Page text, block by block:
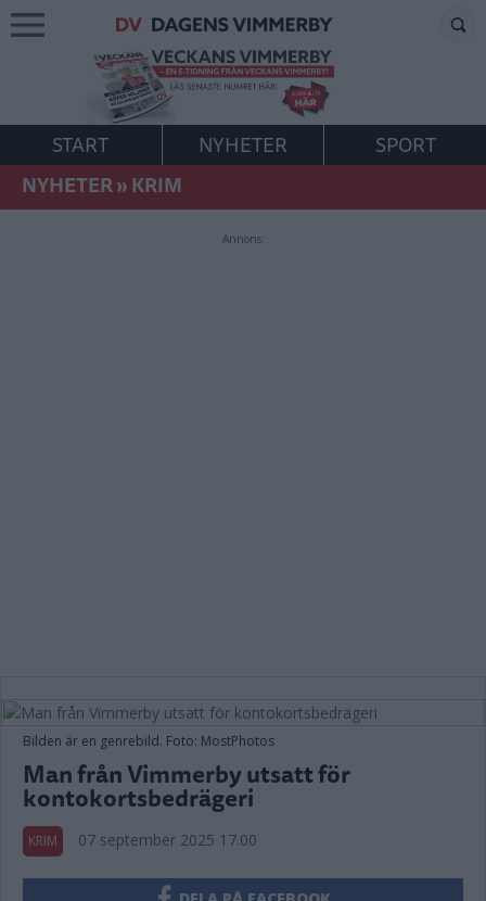
START NYHETER
SPORT
NYHETER»KRIM
Annons:
Bilden är en genrebild. Foto: MostPhotos
Man från Vimmerby utsatt för
kontokortsbedrägeri
KRIM 07 september 2025 17.00